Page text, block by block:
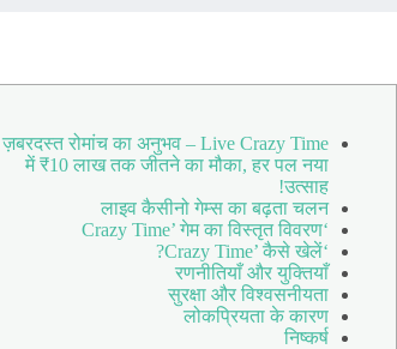
ज़बरदस्त रोमांच का अनुभव – Live Crazy Time
में ₹10 लाख तक जीतने का मौका, हर पल नया
उत्साह!
लाइव कैसीनो गेम्स का बढ़ता चलन
‘Crazy Time’ गेम का विस्तृत विवरण
‘Crazy Time’ कैसे खेलें?
रणनीतियाँ और युक्तियाँ
सुरक्षा और विश्वसनीयता
लोकप्रियता के कारण
निष्कर्ष